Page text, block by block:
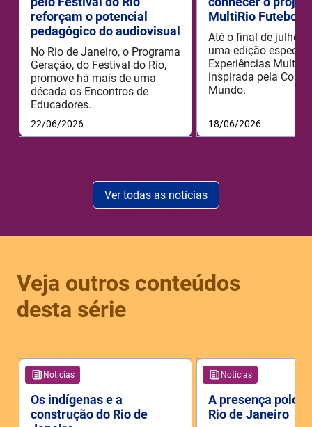
reforçam o potencial
pedagógico do audiovisual
No Rio de Janeiro, o Programa
Geração, do Festival do Rio,
promove há mais de uma
década os Encontros de
Educadores.
22/06/2026
MultiRio Futebol
Até o final de julho
uma edição especial
Experiências
inspirada pela Copa
Mundo.
18/06/2026
Ver todas as notícias
Veja outros conteúdos
desta série
Notícias
Os indígenas e a
construção do Rio de
Notícias
A presença
Rio de Janeiro